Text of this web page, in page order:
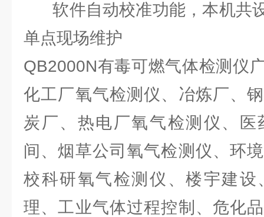
软件自动校准功能，本机共
单点现场维护
QB2000N有毒可燃气体检测仪
化工厂氧气检测仪、冶炼厂、
炭厂、热电厂氧气检测仪、
间、烟草公司氧气检测仪、环
校科研氧气检测仪、楼宇建设
理、工业气体过程控制、危化